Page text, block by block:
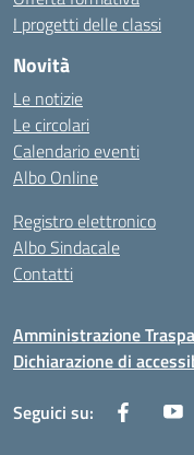
I progetti delle classi
Novità
Le notizie
Le circolari
Calendario eventi
Albo Online
Registro elettronico
Albo Sindacale
Contatti
Amministrazione
Dichiarazione di
Seguici su: